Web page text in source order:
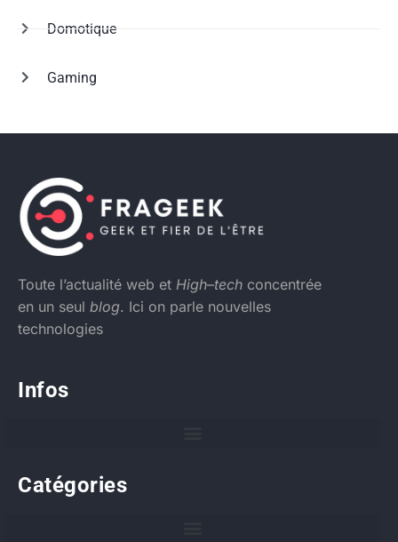
Domotique
Gaming
Toute l’actualité web et High–tech concentrée
en un seul blog. Ici on parle nouvelles
technologies
Infos
Catégories